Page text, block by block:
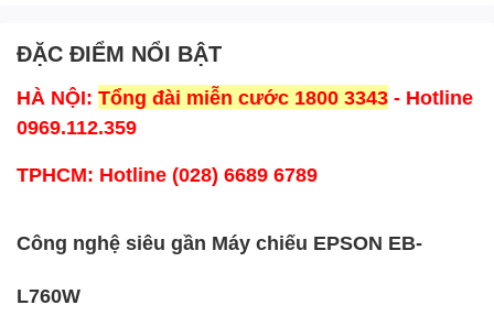
ĐẶC ĐIỂM NỔI BẬT
HÀ NỘI: Tổng đài miễn cước 1800 3343 - Hotline
0969.112.359
TPHCM: Hotline (028) 6689 6789
Công nghệ siêu gần Máy chiếu EPSON EB-
L760W